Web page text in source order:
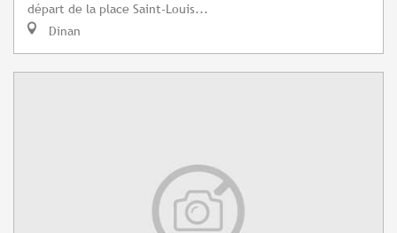
départ de la place Saint-Louis...
Dinan